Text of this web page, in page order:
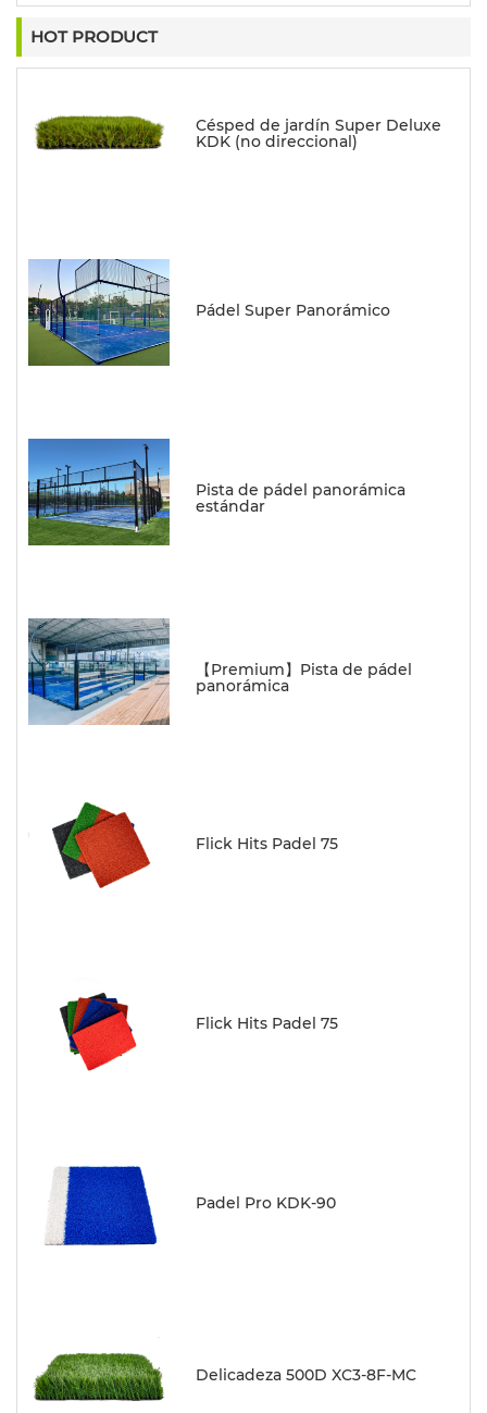
HOT PRODUCT
Césped de jardín Super Deluxe
KDK (no direccional)
Pádel Super Panorámico
Pista de pádel panorámica
estándar
【Premium】Pista de pádel
panorámica
Flick Hits Padel 75
Flick Hits Padel 75
Padel Pro KDK-90
Delicadeza 500D XC3-8F-MC